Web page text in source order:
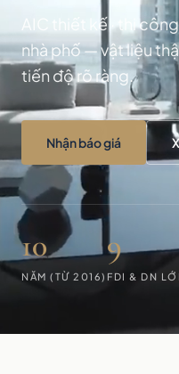
AIC thiết kế · thi
nhà phố — vật liệu
tiến độ rõ ràng.
Nhận báo giá
10
NĂM (TỪ 2016)
9
FDI & DN